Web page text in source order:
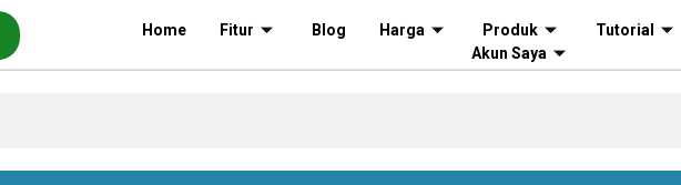
Home Fitur Blog Harga Produk Tutorial
Akun Saya